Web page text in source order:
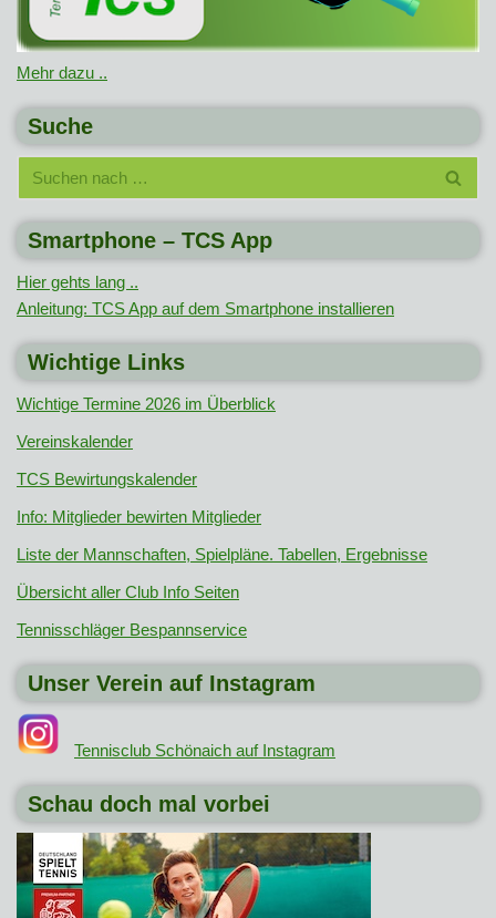
Mehr dazu ..
Suche
Smartphone – TCS App
Hier gehts lang ..
Anleitung: TCS App auf dem Smartphone installieren
Wichtige Links
Wichtige Termine 2026 im Überblick
Vereinskalender
TCS Bewirtungskalender
Info: Mitglieder bewirten Mitglieder
Liste der Mannschaften, Spielpläne. Tabellen, Ergebnisse
Übersicht aller Club Info Seiten
Tennisschläger Bespannservice
Unser Verein auf Instagram
Tennisclub Schönaich auf Instagram
Schau doch mal vorbei